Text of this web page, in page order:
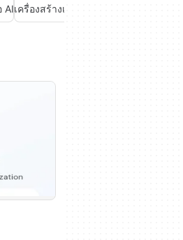
AIเครื่องสร้างเสียง AI